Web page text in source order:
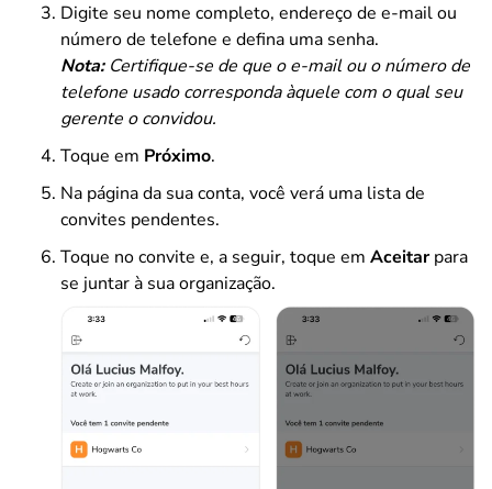
Digite seu nome completo, endereço de e-mail ou
número de telefone e defina uma senha.
Nota: Certifique-se de que o e-mail ou o número de
telefone usado corresponda àquele com o qual seu
gerente o convidou.
Toque em Próximo.
Na página da sua conta, você verá uma lista de
convites pendentes.
Toque no convite e, a seguir, toque em Aceitarpara
se juntar à sua organização.